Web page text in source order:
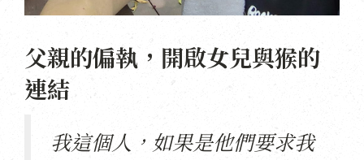
父親的偏執，開啟女兒與猴的
連結
我這個人，如果是他們要求我